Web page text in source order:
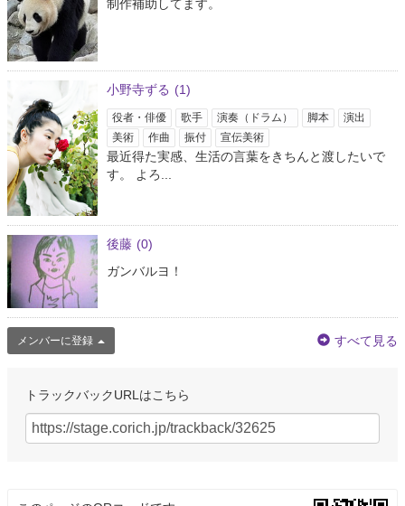
制作補助してます。
小野寺ずる (1)
役者・俳優 歌手 演奏（ドラム） 脚本
演出
美術
作曲 振付 宣伝美術
最近得た実感、生活の言葉をきちんと渡したいで
す。 よろ...
後藤 (0)
ガンバルヨ！
メンバーに登録 すべて見る
トラックバックURLはこちら